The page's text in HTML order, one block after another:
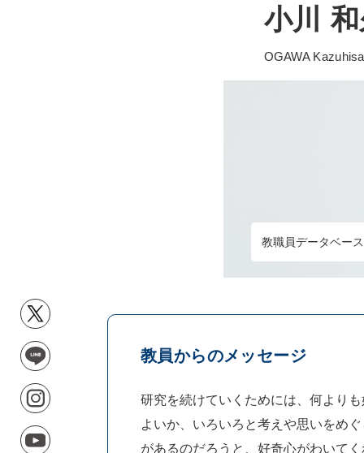
小川
OGAWA Kazuhisa
教職員データベース
教員からのメッセージ
研究を続けていくためには、何より
よいか、いろいろと考えや思いをめ
があるのだろうと、好奇心がわいて